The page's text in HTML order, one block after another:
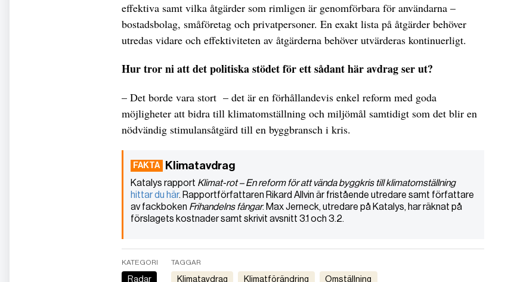
effektiva samt vilka åtgärder som rimligen är genomförbara för användarna –
bostadsbolag, småföretag och privatpersoner. En exakt lista på åtgärder behöver
utredas vidare och effektiviteten av åtgärderna behöver utvärderas kontinuerligt.
Hur tror ni att det politiska stödet för ett sådant här avdrag ser ut?
– Det borde vara stort – det är en förhållandevis enkel reform med goda
möjligheter att bidra till klimatomställning och miljömål samtidigt som det blir en
nödvändig stimulansåtgärd till en byggbransch i kris.
Klimatavdrag
Katalys rapport Klimat-rot – En reform för att vända byggkris till klimatomställning
hittar du här. Rapportförfattaren Rikard Allvin är fristående utredare samt författare
av fackboken Frihandelns fångar. Max Jerneck, utredare på Katalys, har räknat på
förslagets kostnader samt skrivit avsnitt 3.1 och 3.2.
KATEGORI
Radar
TAGGAR
klimatavdrag klimatförändring Omställning